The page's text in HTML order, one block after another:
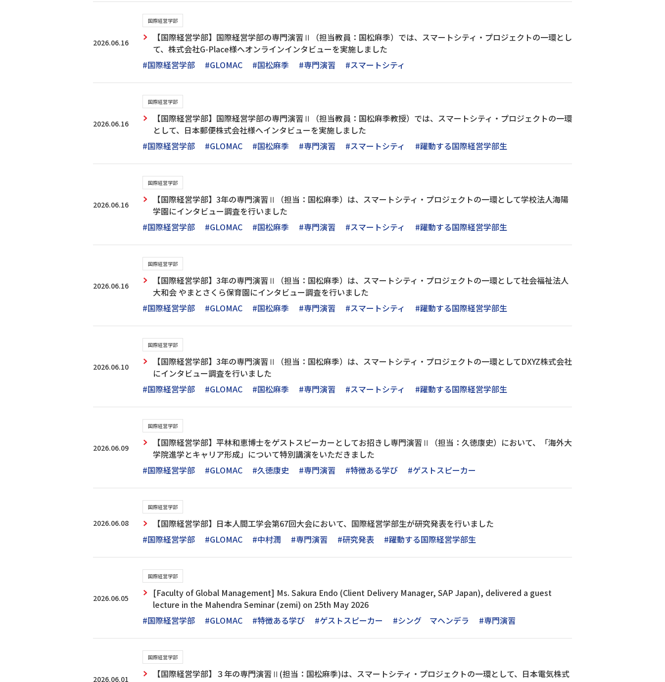
2026.06.16
国際経営学部
【国際経営学部】国際経営学部の専門演習Ⅱ（担当教員：国松麻季）では、スマートシティ・プロジェクトの一環とし
て、株式会社G-Place様へオンラインインタビューを実施しました
#国際経営学部
#GLOMAC #国松麻季 #専門演習 #スマートシティ
2026.06.16
国際経営学部
【国際経営学部】国際経営学部の専門演習Ⅱ（担当教員：国松麻季教授）では、スマートシティ・プロジェクトの一環
として、日本郵便株式会社様へインタビューを実施しました
#国際経営学部
#GLOMAC #国松麻季 #専門演習 #スマートシティ #躍動する国際経営学部生
2026.06.16
国際経営学部
【国際経営学部】3年の専門演習Ⅱ（担当：国松麻季）は、スマートシティ・プロジェクトの一環として学校法人海陽
学園にインタビュー調査を行いました
#国際経営学部
#GLOMAC #国松麻季 #専門演習 #スマートシティ #躍動する国際経営学部生
2026.06.16
国際経営学部
【国際経営学部】3年の専門演習Ⅱ（担当：国松麻季）は、スマートシティ・プロジェクトの一環として社会福祉法人
大和会 やまとさくら保育園にインタビュー調査を行いました
#国際経営学部
#GLOMAC #国松麻季 #専門演習 #スマートシティ #躍動する国際経営学部生
2026.06.10
国際経営学部
【国際経営学部】3年の専門演習Ⅱ（担当：国松麻季）は、スマートシティ・プロジェクトの一環としてDXYZ株式会社
にインタビュー調査を行いました
#国際経営学部
#GLOMAC #国松麻季 #専門演習 #スマートシティ #躍動する国際経営学部生
2026.06.09
国際経営学部
【国際経営学部】平林和恵博士をゲストスピーカーとしてお招きし専門演習Ⅱ（担当：久徳康史）において、「海外大
学院進学とキャリア形成」について特別講演をいただきました
#国際経営学部
#GLOMAC #久徳康史 #専門演習 #特徴ある学び #ゲストスピーカー
2026.06.08
国際経営学部
【国際経営学部】日本人間工学会第67回大会において、国際経営学部生が研究発表を行いました
#国際経営学部
#GLOMAC #中村潤 #専門演習 #研究発表 #躍動する国際経営学部生
2026.06.05
国際経営学部
[Faculty of Global Management] Ms. Sakura Endo (Client Delivery Manager, SAP Japan), delivered a guest
lecture in the Mahendra Seminar (zemi) on 25th May 2026
#国際経営学部
#GLOMAC #特徴ある学び #ゲストスピーカー #シング マヘンデラ #専門演習
2026.06.01
国際経営学部
【国際経営学部】３年の専門演習Ⅱ(担当：国松麻季)は、スマートシティ・プロジェクトの一環として、日本電気株式